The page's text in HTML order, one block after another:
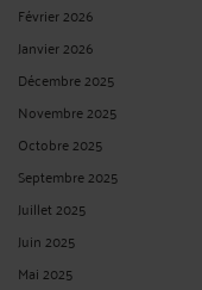
Février 2026
Janvier 2026
Décembre 2025
Novembre 2025
Octobre 2025
Septembre 2025
Juillet 2025
Juin 2025
Mai 2025